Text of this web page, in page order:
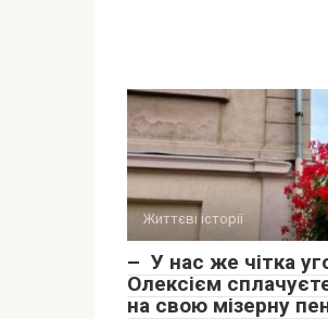
Життєві історії
– У нас же чітка
Олексієм
на свою мізерну